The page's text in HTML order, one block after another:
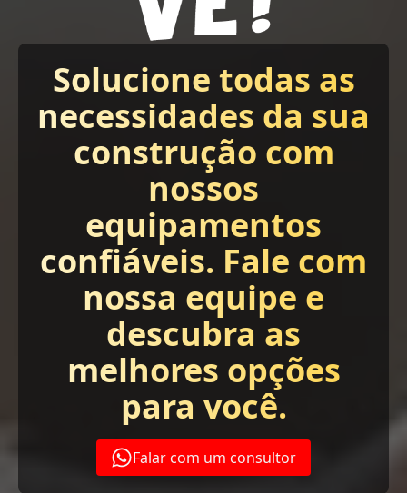
Solucione todas as
necessidades da sua
construção com
nossos
equipamentos
confiáveis. Fale com
nossa equipe e
descubra as
melhores opções
para você.
Falar com um consultor